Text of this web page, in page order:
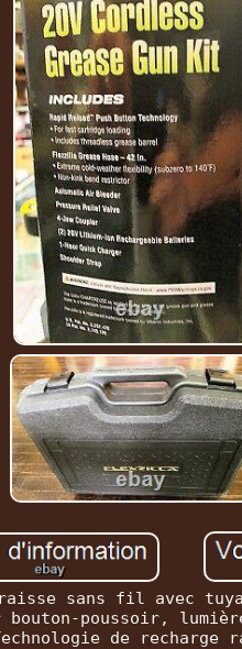
sans fil avec
bouton-poussoir,
de recharge